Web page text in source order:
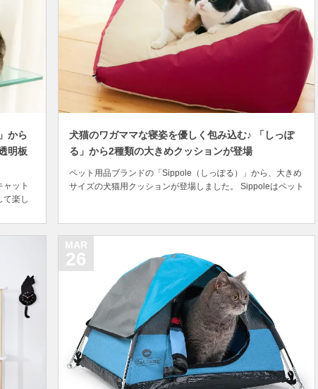
から
明板
ット
て楽し
した商
トタ
犬猫のワガママな寝姿を優しく包み込む♪ 「しっぽ
る」から2種類の大きめクッションが登場
ペット用品ブランドの「Sippole（しっぽる）」から、大きめ
サイズの犬猫用クッションが登場しました。 Sippoleはペット
に立ち上げた製品ブランド。デザインや機能を少しシンプル
にすることにより、品質は...
MAR
26